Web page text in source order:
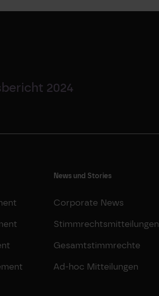
2024
News und Stories
Corporate News
Stimmrechtsmitteilungen
Gesamtstimmrechte
Ad-hoc Mitteilungen